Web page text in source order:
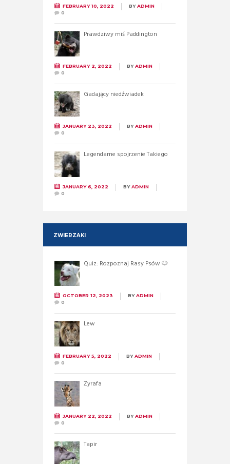
FEBRUARY 10, 2022 BYADMIN
0
Prawdziwy miś Paddington
FEBRUARY 2, 2022 BYADMIN
0
Gadający niedźwiadek
JANUARY 23, 2022 BYADMIN
0
Legendarne spojrzenie Takiego
JANUARY 6, 2022 BYADMIN
0
ZWIERZAKI
Quiz: Rozpoznaj Rasy Psów 🐶
OCTOBER 12, 2023 BYADMIN
0
Lew
FEBRUARY 5, 2022 BYADMIN
0
Żyrafa
JANUARY 22, 2022 BYADMIN
0
Tapir